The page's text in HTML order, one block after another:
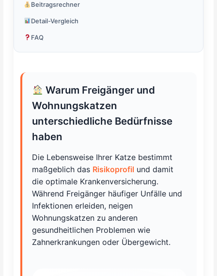
Beitragsrechner
Detail-Vergleich
FAQ
Warum Freigänger und
Wohnungskatzen
unterschiedliche Bedürfnisse
haben
Die Lebensweise Ihrer Katze bestimmt
maßgeblich das Risikoprofil und damit
die optimale Krankenversicherung.
Während Freigänger häufiger Unfälle und
Infektionen erleiden, neigen
Wohnungskatzen zu anderen
gesundheitlichen Problemen wie
Zahnerkrankungen oder Übergewicht.